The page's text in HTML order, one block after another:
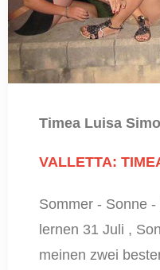
Timea Luisa
VALLETTA:
Sommer - Sonne
lernen 31 Juli ,
meinen zwei